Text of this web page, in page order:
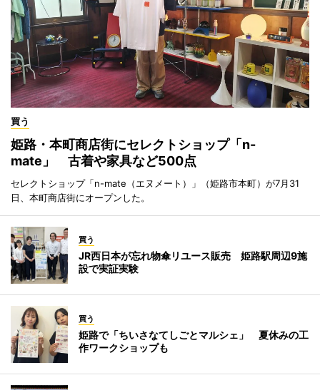
買う
姫路・本町商店街にセレクトショップ「n-
mate」 古着や家具など500点
セレクトショップ「n-mate（エヌメート）」（姫路市本町）が7月31
日、本町商店街にオープンした。
買う
JR西日本が忘れ物傘リユース販売 姫路駅周辺9施
設で実証実験
買う
姫路で「ちいさなてしごとマルシェ」 夏休みの工
作ワークショップも